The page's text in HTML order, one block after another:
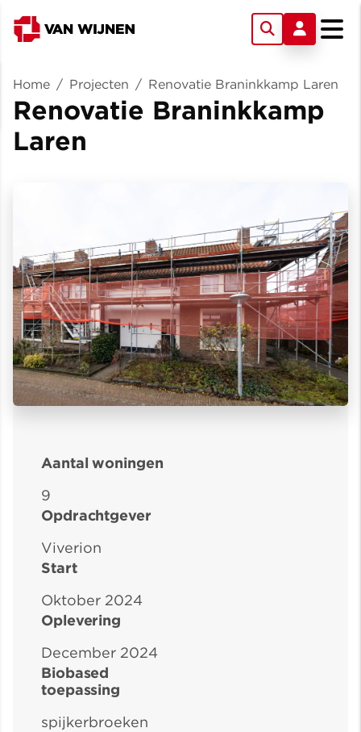
Home / Projecten / Renovatie Braninkkamp Laren
Renovatie Braninkkamp
Laren
Aantal woningen
9
Opdrachtgever
Viverion
Start
Oktober 2024
Oplevering
December 2024
Biobased
toepassing
spijkerbroeken